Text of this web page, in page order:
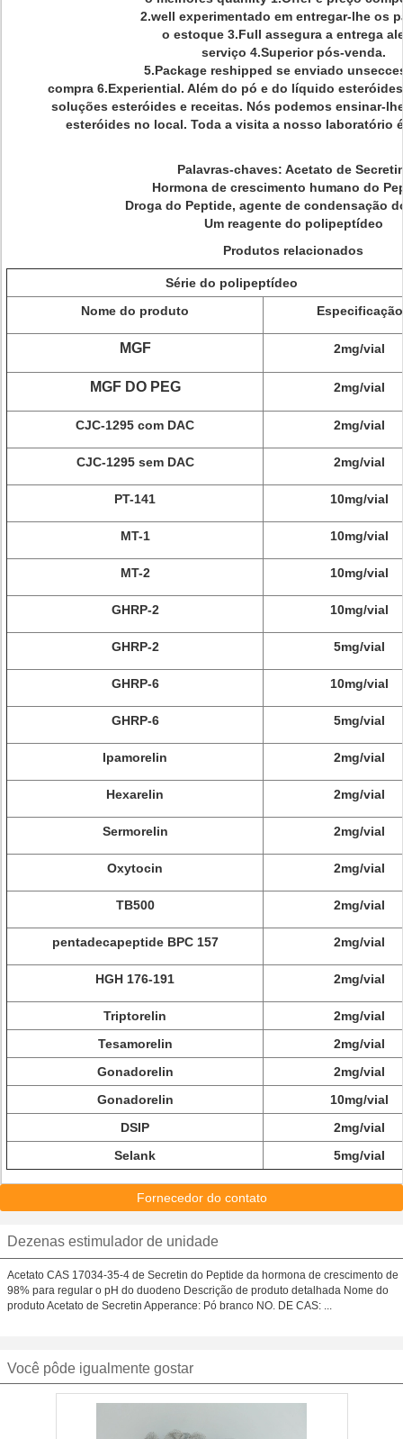
2.well experimentado em entregar-lhe os
o estoque 3.Full assegura a entrega
serviço 4.Superior pós-venda.
5.Package reshipped se enviado
compra 6.Experiential. Além do pó e do líquido
soluções esteróides e receitas. Nós podemos ensinar-
esteróides no local. Toda a visita a nosso laboratório
Palavras-chaves: Acetato de
Hormona de crescimento humano do
Droga do Peptide, agente de condensação
Um reagente do polipeptídeo
Produtos relacionados
Série do polipeptídeo
Nome do produto
Especificação
MGF 2mg/vial
MGF DO PEG 2mg/vial
CJC-1295 com DAC 2mg/vial
CJC-1295 sem DAC 2mg/vial
PT-141 10mg/vial
MT-1 10mg/vial
MT-2 10mg/vial
GHRP-2 10mg/vial
GHRP-2 5mg/vial
GHRP-6 10mg/vial
GHRP-6 5mg/vial
Ipamorelin 2mg/vial
Hexarelin 2mg/vial
Sermorelin 2mg/vial
Oxytocin 2mg/vial
TB500 2mg/vial
pentadecapeptide BPC 157 2mg/vial
HGH 176-191 2mg/vial
Triptorelin
2mg/vial
Tesamorelin
2mg/vial
Gonadorelin
2mg/vial
Gonadorelin
10mg/vial
DSIP
2mg/vial
Selank
5mg/vial
Fornecedor do contato
Dezenas estimulador de unidade
Acetato CAS 17034-35-4 de Secretin do Peptide da hormona de crescimento de
98% para regular o pH do duodeno Descrição de produto detalhada Nome do
produto Acetato de Secretin Apperance: Pó branco NO. DE CAS: ...
Você pôde igualmente gostar